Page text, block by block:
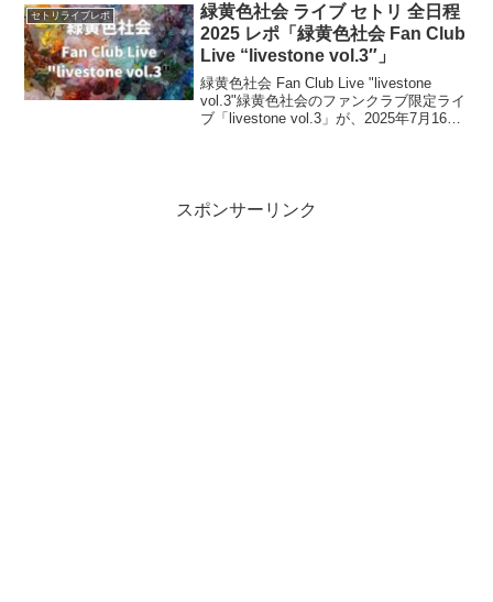
～en...
セトリライブレポ
緑黄色社会 ライブ セトリ 全日程
2025 レポ「緑黄色社会 Fan Club
Live “livestone vol.3″」
緑黄色社会 Fan Club Live "livestone
vol.3"緑黄色社会のファンクラブ限定ライ
ブ「livestone vol.3」が、2025年7月16日
スポンサーリンク